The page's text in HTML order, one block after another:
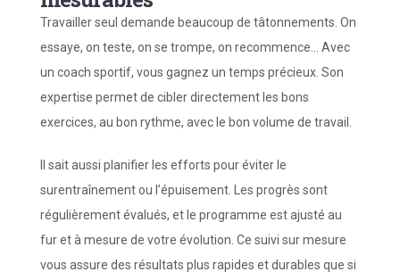
Travailler seul demande beaucoup de tâtonnements. On
essaye, on teste, on se trompe, on recommence… Avec
un coach sportif, vous gagnez un temps précieux. Son
expertise permet de cibler directement les bons
exercices, au bon rythme, avec le bon volume de travail.
Il sait aussi planifier les efforts pour éviter le
surentraînement ou l’épuisement. Les progrès sont
régulièrement évalués, et le programme est ajusté au
fur et à mesure de votre évolution. Ce suivi sur mesure
vous assure des résultats plus rapides et durables que si